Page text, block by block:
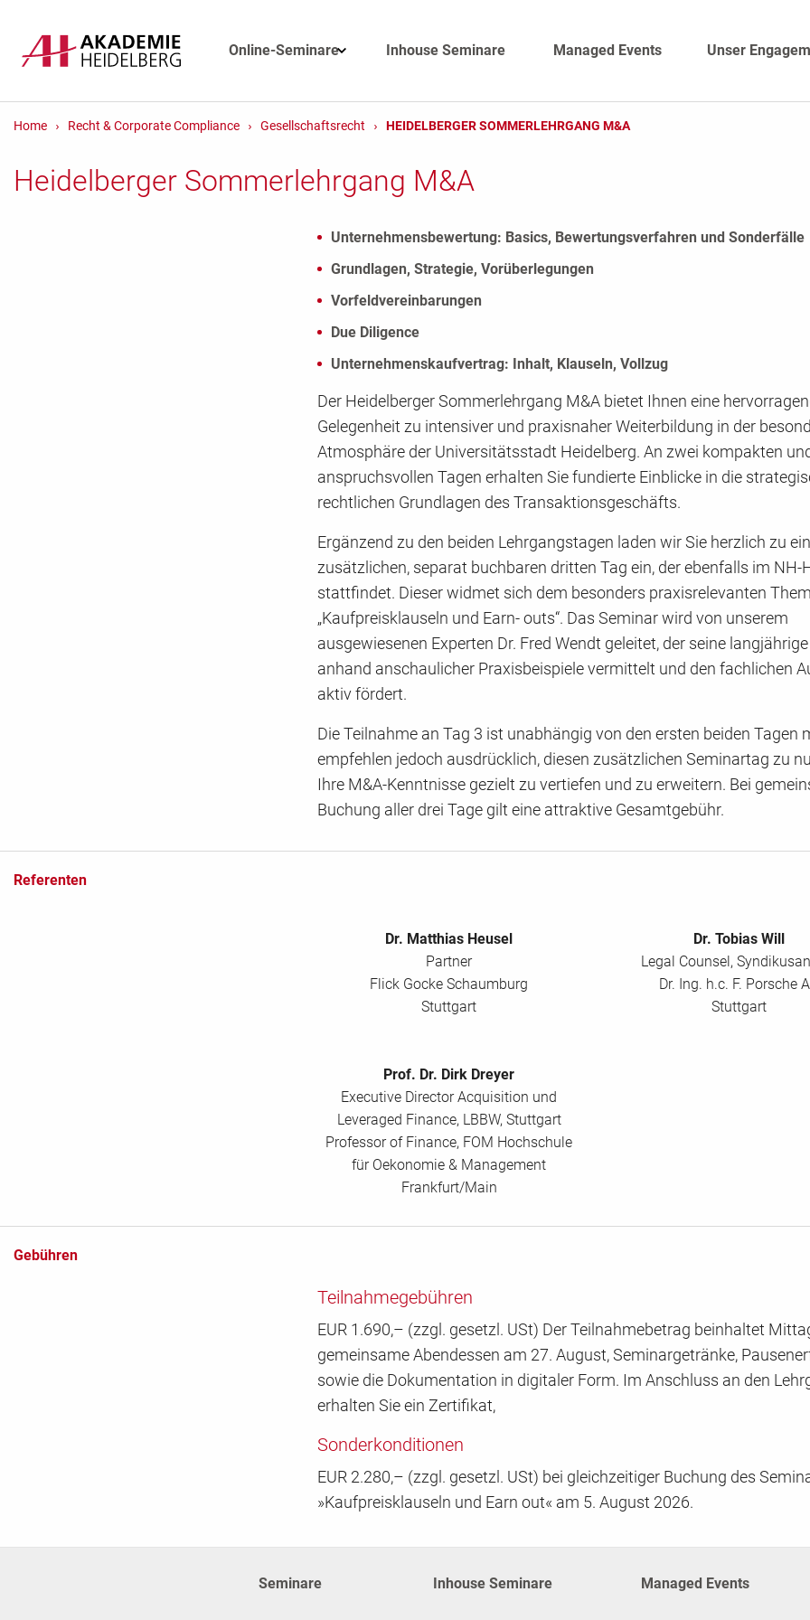
Online-Seminare Inhouse Seminare Managed Events Unser
Home Recht & Corporate Compliance Gesellschaftsrecht HEIDELBERGER SOMMERLEHRGANG M&A
Heidelberger Sommerlehrgang M&A
Unternehmensbewertung: Basics, Bewertungsverfahren und Sonderfälle
Grundlagen, Strategie, Vorüberlegungen
Vorfeldvereinbarungen
Due Diligence
Unternehmenskaufvertrag: Inhalt, Klauseln, Vollzug
Der Heidelberger Sommerlehrgang M&A bietet Ihnen eine
Gelegenheit zu intensiver und praxisnaher Weiterbildung in der
Atmosphäre der Universitätsstadt Heidelberg. An zwei kompakten
anspruchsvollen Tagen erhalten Sie fundierte Einblicke in die
rechtlichen Grundlagen des Transaktionsgeschäfts.
Ergänzend zu den beiden Lehrgangstagen laden wir Sie herzlich zu
zusätzlichen, separat buchbaren dritten Tag ein, der ebenfalls im NH-
stattfindet. Dieser widmet sich dem besonders praxisrelevanten
„Kaufpreisklauseln und Earn- outs“. Das Seminar wird von unserem
ausgewiesenen Experten Dr. Fred Wendt geleitet, der seine
anhand anschaulicher Praxisbeispiele vermittelt und den fachlichen
aktiv fördert.
Die Teilnahme an Tag 3 ist unabhängig von den ersten beiden Tagen
empfehlen jedoch ausdrücklich, diesen zusätzlichen Seminartag zu
Ihre M&A-Kenntnisse gezielt zu vertiefen und zu erweitern. Bei
Buchung aller drei Tage gilt eine attraktive Gesamtgebühr.
Referenten
Dr. Matthias Heusel
Partner
Flick Gocke Schaumburg
Stuttgart
Dr. Tobias Will
Legal Counsel,
Dr. Ing. h.c. F. Porsche
Stuttgart
Prof. Dr. Dirk Dreyer
Executive Director Acquisition und
Leveraged Finance, LBBW, Stuttgart
Professor of Finance, FOM Hochschule
für Oekonomie & Management
Frankfurt/Main
Gebühren
Teilnahmegebühren
EUR 1.690,– (zzgl. gesetzl. USt) Der Teilnahmebetrag beinhaltet
gemeinsame Abendessen am 27. August, Seminargetränke,
sowie die Dokumentation in digitaler Form. Im Anschluss an den
erhalten Sie ein Zertifikat,
Sonderkonditionen
EUR 2.280,– (zzgl. gesetzl. USt) bei gleichzeitiger Buchung des
»Kaufpreisklauseln und Earn out« am 5. August 2026.
Seminare Inhouse Seminare Managed Events